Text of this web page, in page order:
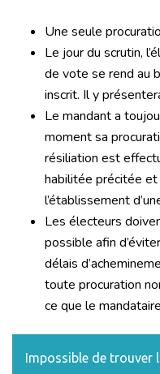
Une seule
Le jour du scrutin,
de vote se rend au
inscrit. Il y
Le mandant a
moment sa
résiliation est
habilitée précitée
l’établissement
Les électeurs
possible afin
délais
toute procuration
ce que le
Impossible de trouver